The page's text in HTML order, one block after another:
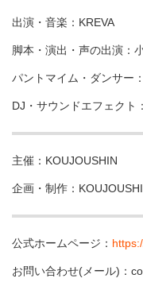
出演・音楽：KREVA
脚本・演出・声の出演：
パントマイム・ダンサー
DJ・サウンドエフェクト
主催：KOUJOUSHIN
企画・制作：
公式ホームページ：
お問い合わせ(メール)：